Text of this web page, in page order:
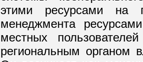
этими ресурсами на
менеджмента
местных
региональным органом